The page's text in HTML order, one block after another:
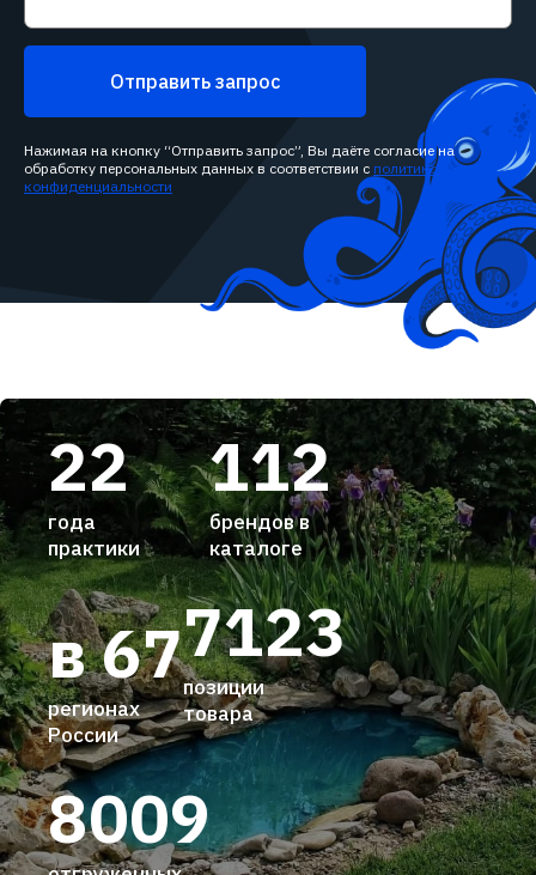
Отправить запрос
Нажимая на кнопку “Отправить запрос”, Вы даёте согласие на
обработку персональных данных в соответствии с политикой
конфиденциальности
22
года
практики
112
брендов в
каталоге
7123
позиции
товара
8009
в 67
регионах
России